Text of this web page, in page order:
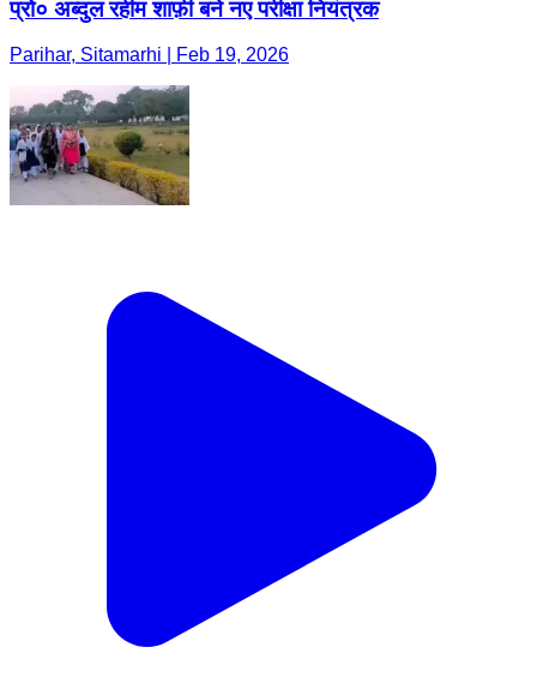
प्रो० अब्दुल रहीम शाफ़ी बने नए परीक्षा नियंत्रक
Parihar, Sitamarhi | Feb 19, 2026